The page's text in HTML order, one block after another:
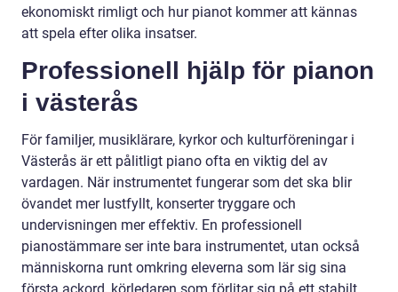
ekonomiskt rimligt och hur pianot kommer att kännas
att spela efter olika insatser.
Professionell hjälp för pianon
i västerås
För familjer, musiklärare, kyrkor och kulturföreningar i
Västerås är ett pålitligt piano ofta en viktig del av
vardagen. När instrumentet fungerar som det ska blir
övandet mer lustfyllt, konserter tryggare och
undervisningen mer effektiv. En professionell
pianostämmare ser inte bara instrumentet, utan också
människorna runt omkring eleverna som lär sig sina